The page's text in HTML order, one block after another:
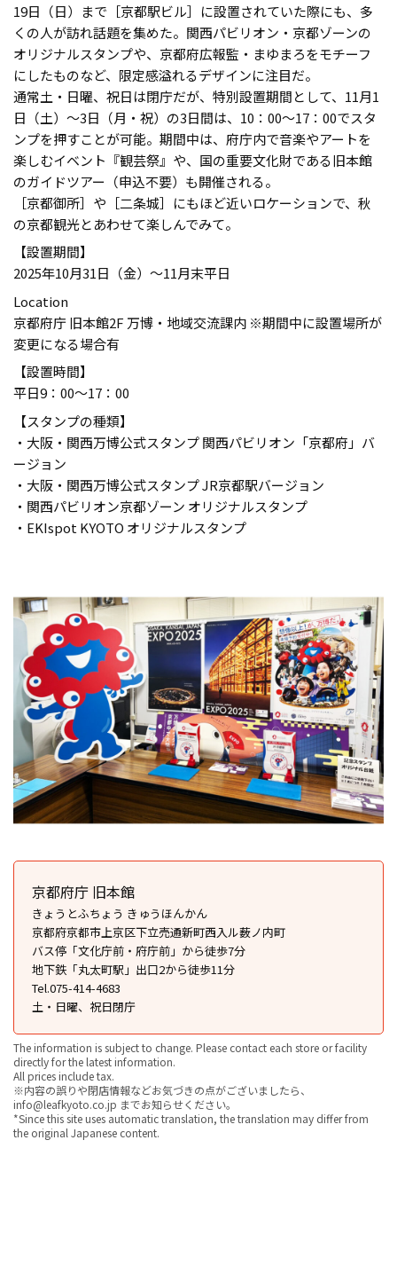
19日（日）まで［京都駅ビル］に設置されていた際にも、多
くの人が訪れ話題を集めた。関西パビリオン・京都ゾーンの
オリジナルスタンプや、京都府広報監・まゆまろをモチーフ
にしたものなど、限定感溢れるデザインに注目だ。
通常土・日曜、祝日は閉庁だが、特別設置期間として、11月1
日（土）〜3日（月・祝）の3日間は、10：00〜17：00でスタ
ンプを押すことが可能。期間中は、府庁内で音楽やアートを
楽しむイベント『観芸祭』や、国の重要文化財である旧本館
のガイドツアー（申込不要）も開催される。
［京都御所］や［二条城］にもほど近いロケーションで、秋
の京都観光とあわせて楽しんでみて。
【設置期間】
2025年10月31日（金）～11月末平日
Location
京都府庁 旧本館2F 万博・地域交流課内 ※期間中に設置場所が
変更になる場合有
【設置時間】
平日9：00〜17：00
【スタンプの種類】
・大阪・関西万博公式スタンプ 関西パビリオン「京都府」バ
ージョン
・大阪・関西万博公式スタンプ JR京都駅バージョン
・関西パビリオン京都ゾーン オリジナルスタンプ
・EKIspot KYOTO オリジナルスタンプ
京都府庁 旧本館
きょうとふちょう きゅうほんかん
京都府京都市上京区下立売通新町西入ル薮ノ内町
バス停「文化庁前・府庁前」から徒歩7分
地下鉄「丸太町駅」出口2から徒歩11分
Tel.075-414-4683
土・日曜、祝日閉庁
The information is subject to change. Please contact each store or facility
directly for the latest information.
All prices include tax.
※内容の誤りや閉店情報などお気づきの点がございましたら、
info@leafkyoto.co.jp までお知らせください。
*Since this site uses automatic translation, the translation may differ from
the original Japanese content.